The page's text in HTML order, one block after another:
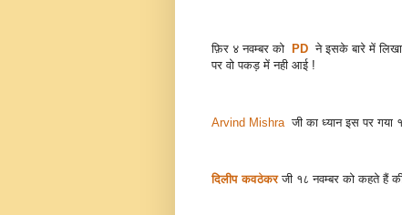
फ़िर ४ नवम्बर को PD ने इसके बारे में
पर वो पकड़ में नही आई !
Arvind Mishra जी का ध्यान इस पर गया
दिलीप कवठेकरजी १८ नवम्बर को कहते हैं